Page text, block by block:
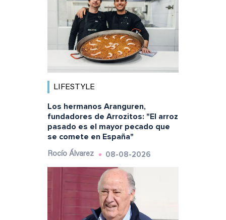
LIFESTYLE
Los hermanos Aranguren,
fundadores de Arrozitos: "El arroz
pasado es el mayor pecado que
se comete en España"
Rocío Álvarez 08-08-2026